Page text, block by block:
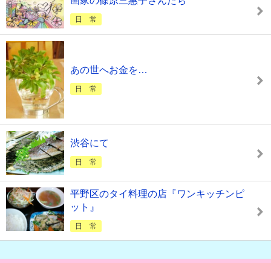
日 常
あの世へお金を…
日 常
渋谷にて
日 常
平野区のタイ料理の店『ワンキッチンピ
ット』
日 常